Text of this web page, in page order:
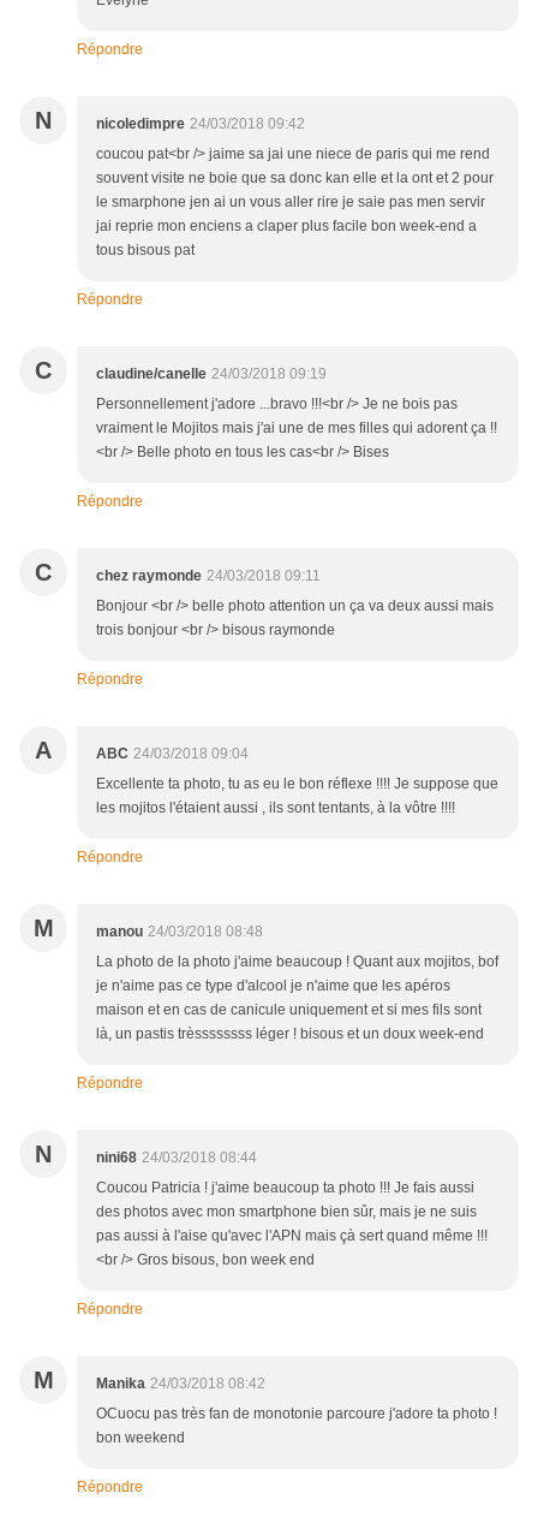
Répondre
N nicoledimpre 24/03/2018 09:42
coucou pat<br /> jaime sa jai une niece de paris qui me rend
souvent visite ne boie que sa donc kan elle et la ont et 2 pour
le smarphone jen ai un vous aller rire je saie pas men servir
jai reprie mon enciens a claper plus facile bon week-end a
tous bisous pat
Répondre
C claudine/canelle 24/03/2018 09:19
Personnellement j'adore ...bravo !!!<br /> Je ne bois pas
vraiment le Mojitos mais j'ai une de mes filles qui adorent ça !!
<br /> Belle photo en tous les cas<br /> Bises
Répondre
C chez raymonde 24/03/2018 09:11
Bonjour <br /> belle photo attention un ça va deux aussi mais
trois bonjour <br /> bisous raymonde
Répondre
A ABC 24/03/2018 09:04
Excellente ta photo, tu as eu le bon réflexe !!!! Je suppose que
les mojitos l'étaient aussi , ils sont tentants, à la vôtre !!!!
Répondre
M manou 24/03/2018 08:48
La photo de la photo j'aime beaucoup ! Quant aux mojitos, bof
je n'aime pas ce type d'alcool je n'aime que les apéros
maison et en cas de canicule uniquement et si mes fils sont
là, un pastis trèssssssss léger ! bisous et un doux week-end
Répondre
N nini68 24/03/2018 08:44
Coucou Patricia ! j'aime beaucoup ta photo !!! Je fais aussi
des photos avec mon smartphone bien sûr, mais je ne suis
pas aussi à l'aise qu'avec l'APN mais çà sert quand même !!!
<br /> Gros bisous, bon week end
Répondre
M Manika 24/03/2018 08:42
OCuocu pas très fan de monotonie parcoure j'adore ta photo !
bon weekend
Répondre